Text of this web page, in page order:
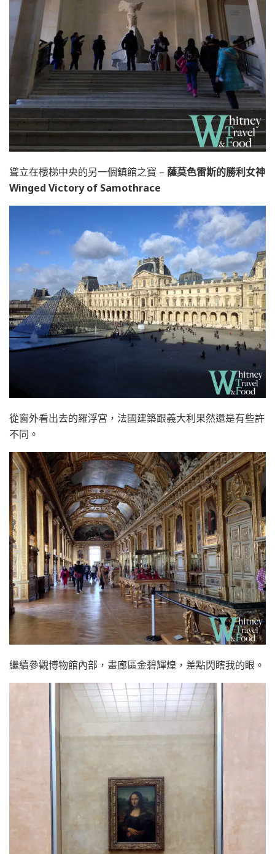
聳立在樓梯中央的另一個鎮館之寶 – 薩莫色雷斯的勝利女神
Winged Victory of Samothrace
從窗外看出去的羅浮宮，法國建築跟義大利果然還是有些許
不同。
繼續參觀博物館內部，畫廊區金碧輝煌，差點閃瞎我的眼。